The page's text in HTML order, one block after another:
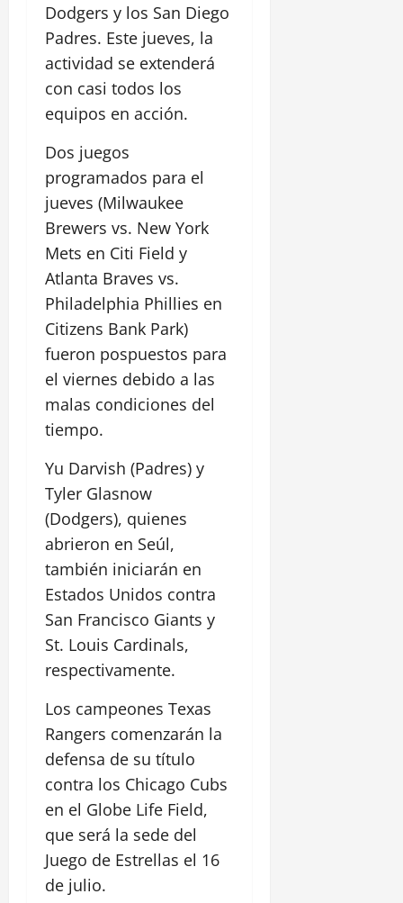
Dodgers y los San Diego
Padres. Este jueves, la
actividad se extenderá
con casi todos los
equipos en acción.
Dos juegos
programados para el
jueves (Milwaukee
Brewers vs. New York
Mets en Citi Field y
Atlanta Braves vs.
Philadelphia Phillies en
Citizens Bank Park)
fueron pospuestos para
el viernes debido a las
malas condiciones del
tiempo.
Yu Darvish (Padres) y
Tyler Glasnow
(Dodgers), quienes
abrieron en Seúl,
también iniciarán en
Estados Unidos contra
San Francisco Giants y
St. Louis Cardinals,
respectivamente.
Los campeones Texas
Rangers comenzarán la
defensa de su título
contra los Chicago Cubs
en el Globe Life Field,
que será la sede del
Juego de Estrellas el 16
de julio.